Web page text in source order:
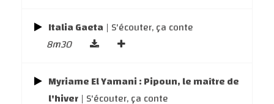
Italia Gaeta | S'écouter, ça conte
8m30
Myriame El Yamani : Pipoun, le maître de
l'hiver | S'écouter, ça conte